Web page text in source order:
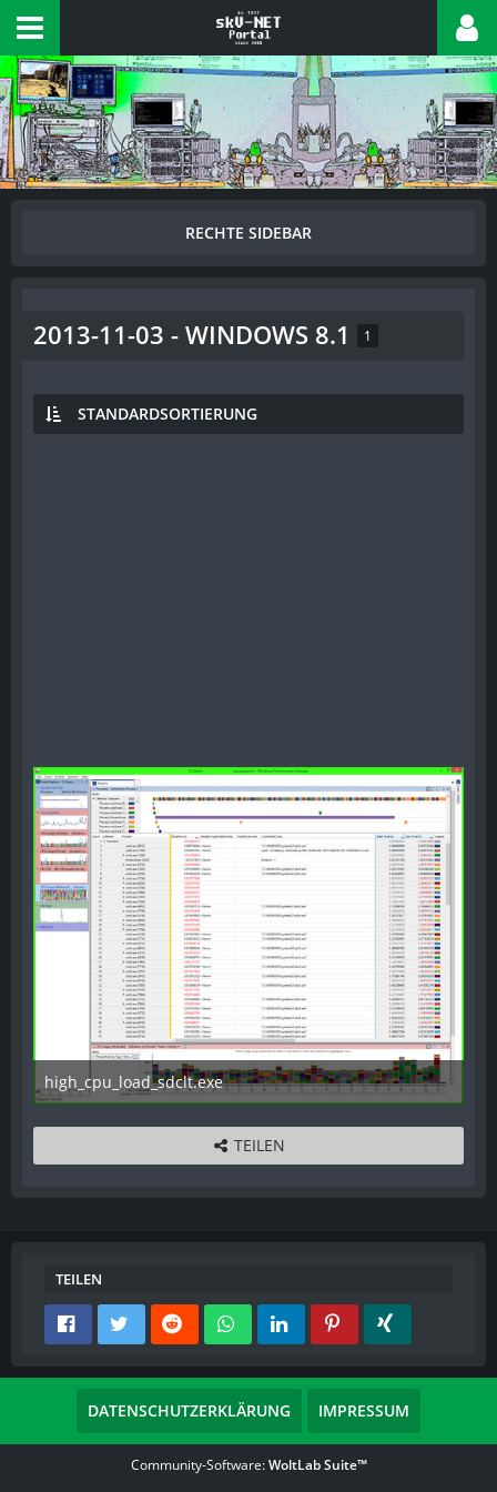
2013-11-03 - WINDOWS 8.1 1
STANDARDSORTIERUNG
high_cpu_load_sdclt.exe
3. November 2013
TEILEN
TEILEN
DATENSCHUTZERKLÄRUNG IMPRESSUM
Community-Software:WoltLab Suite™